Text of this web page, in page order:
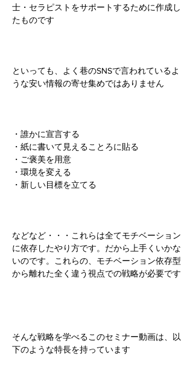
士・セラピストをサポートするために作成し
たものです
といっても、よく巷のSNSで言われているよ
うな安い情報の寄せ集めではありません
・誰かに宣言する
・紙に書いて見えることろに貼る
・ご褒美を用意
・環境を変える
・新しい目標を立てる
などなど・・・これらは全てモチベーション
に依存したやり方です。だから上手くいかな
いのです。これらの、モチベーション依存型
から離れた全く違う視点での戦略が必要です
そんな戦略を学べるこのセミナー動画は、以
下のような特長を持っています